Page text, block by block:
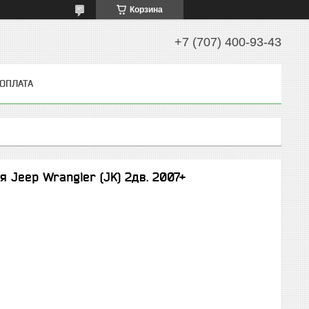
Корзина
+7 (707) 400-93-43
Jeep Wrangler (JK) 2дв. 2007+